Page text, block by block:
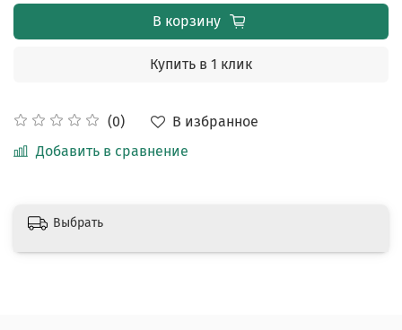
(0)
В избранное
Добавить в сравнение
В корзину
Купить в 1 клик
Выбрать